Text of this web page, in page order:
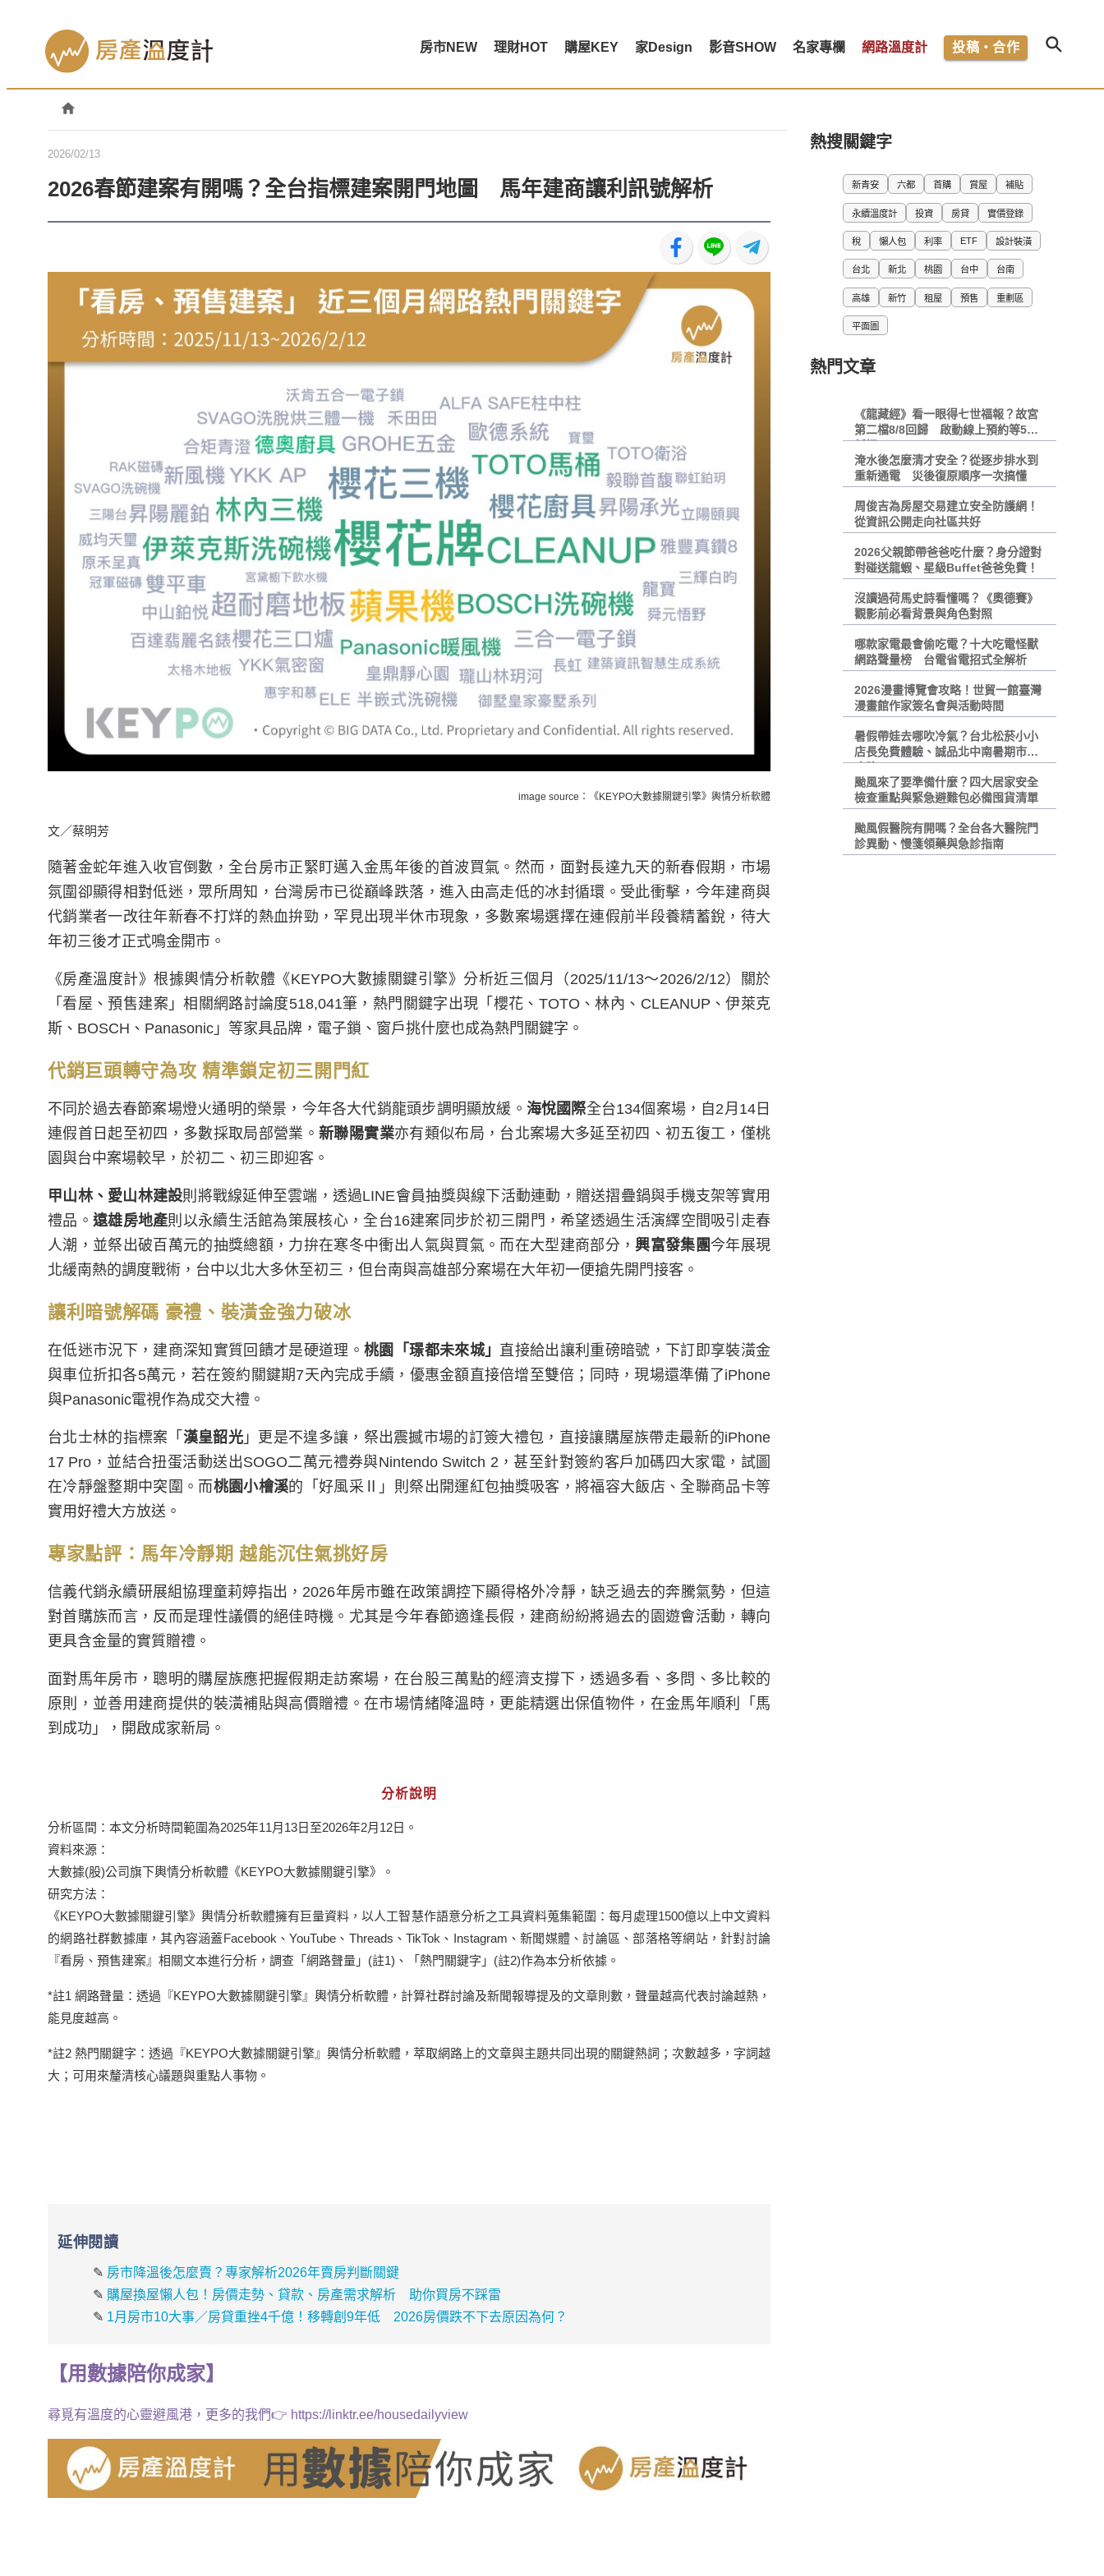
房市NEW 理財HOT 購屋KEY 家Design 影音SHOW 名家專欄 網路溫度計 投稿・合作
2026/02/13
2026春節建案有開嗎？全台指標建案開門地圖 馬年建商讓利訊號解析
image source：《KEYPO大數據關鍵引擎》輿情分析軟體
文／蔡明芳
隨著金蛇年進入收官倒數，全台房市正緊盯邁入金馬年後的首波買氣。然而，面對長達九天的新春假期，市場
氛圍卻顯得相對低迷，眾所周知，台灣房市已從巔峰跌落，進入由高走低的冰封循環。受此衝擊，今年建商與
代銷業者一改往年新春不打烊的熱血拚勁，罕見出現半休市現象，多數案場選擇在連假前半段養精蓄銳，待大
年初三後才正式鳴金開市。
《房產溫度計》根據輿情分析軟體《KEYPO大數據關鍵引擎》分析近三個月（2025/11/13～2026/2/12）關於
「看屋、預售建案」相關網路討論度518,041筆，熱門關鍵字出現「櫻花、TOTO、林內、CLEANUP、伊萊克
斯、BOSCH、Panasonic」等家具品牌，電子鎖、窗戶挑什麼也成為熱門關鍵字。
代銷巨頭轉守為攻 精準鎖定初三開門紅
不同於過去春節案場燈火通明的榮景，今年各大代銷龍頭步調明顯放緩。 海悅國際全台134個案場，自2月14日
連假首日起至初四，多數採取局部營業。新聯陽實業亦有類似布局，台北案場大多延至初四、初五復工，僅桃
園與台中案場較早，於初二、初三即迎客。
甲山林、愛山林建設則將戰線延伸至雲端，透過LINE會員抽獎與線下活動連動，贈送摺疊鍋與手機支架等實用
禮品。 遠雄房地產則以永續生活館為策展核心，全台16建案同步於初三開門，希望透過生活演繹空間吸引走春
人潮，並祭出破百萬元的抽獎總額，力拚在寒冬中衝出人氣與買氣。而在大型建商部分，興富發集團 今年展現
北緩南熱的調度戰術，台中以北大多休至初三，但台南與高雄部分案場在大年初一便搶先開門接客。
讓利暗號解碼 豪禮、裝潢金強力破冰
在低迷市況下，建商深知實質回饋才是硬道理。桃園「璟都未來城」 直接給出讓利重磅暗號，下訂即享裝潢金
與車位折扣各5萬元，若在簽約關鍵期7天內完成手續，優惠金額直接倍增至雙倍；同時，現場還準備了iPhone
與Panasonic電視作為成交大禮。
台北士林的指標案「 漢皇韶光 」更是不遑多讓，祭出震撼市場的訂簽大禮包，直接讓購屋族帶走最新的iPhone
17 Pro，並結合扭蛋活動送出SOGO二萬元禮券與Nintendo Switch 2，甚至針對簽約客戶加碼四大家電，試圖
在冷靜盤整期中突圍。而桃園小檜溪的「好風采Ⅱ」則祭出開運紅包抽獎吸客，將福容大飯店、全聯商品卡等
實用好禮大方放送。
專家點評：馬年冷靜期 越能沉住氣挑好房
信義代銷永續研展組協理童莉婷指出，2026年房市雖在政策調控下顯得格外冷靜，缺乏過去的奔騰氣勢，但這
對首購族而言，反而是理性議價的絕佳時機。尤其是今年春節適逢長假，建商紛紛將過去的園遊會活動，轉向
更具含金量的實質贈禮。
面對馬年房市，聰明的購屋族應把握假期走訪案場，在台股三萬點的經濟支撐下，透過多看、多問、多比較的
原則，並善用建商提供的裝潢補貼與高價贈禮。在市場情緒降溫時，更能精選出保值物件，在金馬年順利「馬
到成功」，開啟成家新局。
分析說明
分析區間：本文分析時間範圍為2025年11月13日至2026年2月12日。
資料來源：
大數據(股)公司旗下輿情分析軟體《KEYPO大數據關鍵引擎》。
研究方法：
《KEYPO大數據關鍵引擎》輿情分析軟體擁有巨量資料，以人工智慧作語意分析之工具資料蒐集範圍：每月處理1500億以上中文資料
的網路社群數據庫，其內容涵蓋Facebook、YouTube、Threads、TikTok、Instagram、新聞媒體、討論區、部落格等網站，針對討論
『看房、預售建案』相關文本進行分析，調查「網路聲量」(註1)、「熱門關鍵字」(註2)作為本分析依據。
*註1 網路聲量：透過『KEYPO大數據關鍵引擎』輿情分析軟體，計算社群討論及新聞報導提及的文章則數，聲量越高代表討論越熱，
能見度越高。
*註2 熱門關鍵字：透過『KEYPO大數據關鍵引擎』輿情分析軟體，萃取網路上的文章與主題共同出現的關鍵熱詞；次數越多，字詞越
大；可用來釐清核心議題與重點人事物。
延伸閱讀
✎ 房市降溫後怎麼賣？專家解析2026年賣房判斷關鍵
✎ 購屋換屋懶人包！房價走勢、貸款、房產需求解析 助你買房不踩雷
✎ 1月房市10大事／房貸重挫4千億！移轉創9年低 2026房價跌不下去原因為何？
【用數據陪你成家】
尋覓有溫度的心靈避風港，更多的我們👉 https://linktr.ee/housedailyview
熱搜關鍵字
新青安 六都 首購 賞屋 補貼
永續溫度計 投資 房貸 實價登錄
稅 懶人包 利率 ETF 設計裝潢
台北 新北 桃園 台中 台南
高雄 新竹 租屋 預售 重劃區
平面圖
熱門文章
《龍藏經》看一眼得七世福報？故宮
第二檔8/8回歸 啟動線上預約等5大
新招
淹水後怎麼清才安全？從逐步排水到
重新通電 災後復原順序一次搞懂
周俊吉為房屋交易建立安全防護網！
從資訊公開走向社區共好
2026父親節帶爸爸吃什麼？身分證對
對碰送龍蝦、星級Buffet爸爸免費！
沒讀過荷馬史詩看懂嗎？《奧德賽》
觀影前必看背景與角色對照
哪款家電最會偷吃電？十大吃電怪獸
網路聲量榜 台電省電招式全解析
2026漫畫博覽會攻略！世貿一館臺灣
漫畫館作家簽名會與活動時間
暑假帶娃去哪吹冷氣？台北松菸小小
店長免費體驗、誠品北中南暑期市集
攻略
颱風來了要準備什麼？四大居家安全
檢查重點與緊急避難包必備囤貨清單
颱風假醫院有開嗎？全台各大醫院門
診異動、慢箋領藥與急診指南